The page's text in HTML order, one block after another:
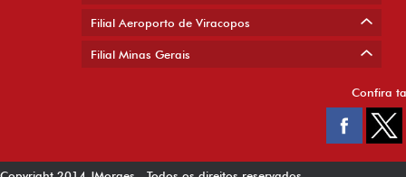
Filial Aeroporto de Viracopos
Filial Minas Gerais
Confira